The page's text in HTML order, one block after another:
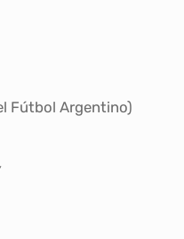
Fútbol Argentino)